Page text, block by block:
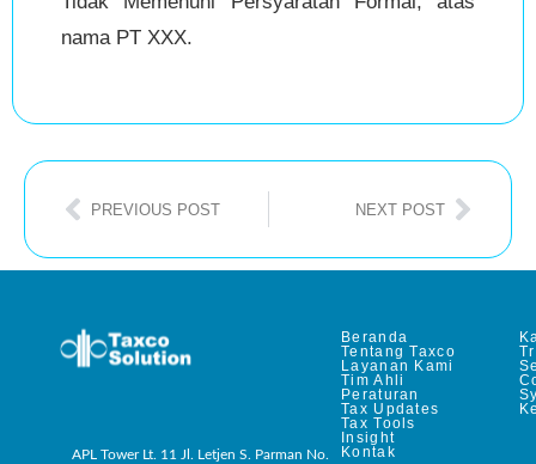
nama PT XXX.
PREVIOUS POST NEXT POST
APL Tower Lt. 11 Jl. Letjen S. Parman No.
Beranda
Tentang Taxco
Layanan Kami
Tim Ahli
Peraturan
Tax Updates
Tax Tools
Insight
Kontak